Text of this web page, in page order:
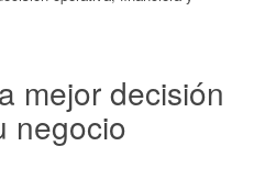
mejor decisión
negocio